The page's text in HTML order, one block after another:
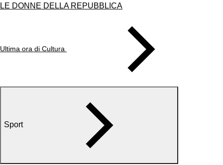
LE DONNE DELLA REPUBBLICA
Ultima ora di Cultura
Sport